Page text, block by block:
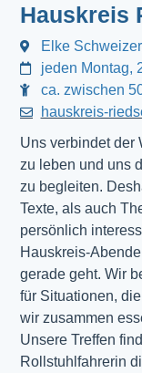
Hauskreis
Elke
jeden Montag,
ca. zwischen
hauskreis-
Uns verbindet der
zu leben und uns
zu begleiten.
Texte, als auch
persönlich
Hauskreis-
gerade geht. Wir
für Situationen,
wir zusammen
Unsere Treffen
Rollstuhlfahrerin